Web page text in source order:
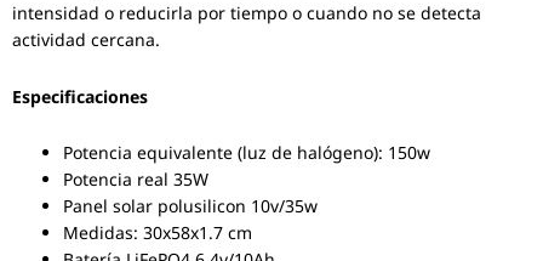
intensidad o reducirla por tiempo o cuando no se detecta
actividad cercana.
Especificaciones
Potencia equivalente (luz de halógeno): 150w
Potencia real 35W
Panel solar polusilicon 10v/35w
Medidas: 30x58x1.7 cm